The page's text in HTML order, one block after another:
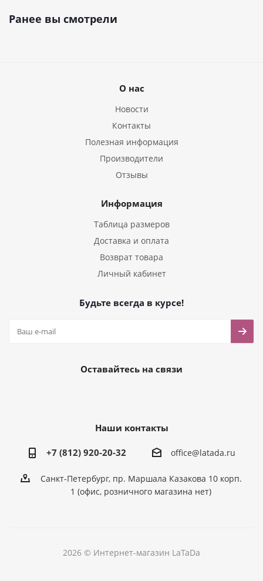
Ранее вы смотрели
О нас
Новости
Контакты
Полезная информация
Производители
Отзывы
Информация
Таблица размеров
Доставка и оплата
Возврат товара
Личный кабинет
Будьте всегда в курсе!
Оставайтесь на связи
Наши контакты
+7 (812) 920-20-32 office@latada.ru
Санкт-Петербург, пр. Маршала Казакова 10 корп.
1 (офис, розничного магазина нет)
2026 © Интернет-магазин LaTaDa